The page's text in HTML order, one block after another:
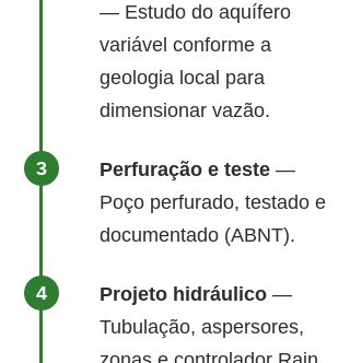
— Estudo do aquífero
variável conforme a
geologia local para
dimensionar vazão.
Perfuração e teste —
Poço perfurado, testado e
documentado (ABNT).
Projeto hidráulico —
Tubulação, aspersores,